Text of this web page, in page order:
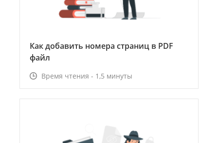
Как добавить номера страниц в PDF
файл
Время чтения - 1,5 минуты